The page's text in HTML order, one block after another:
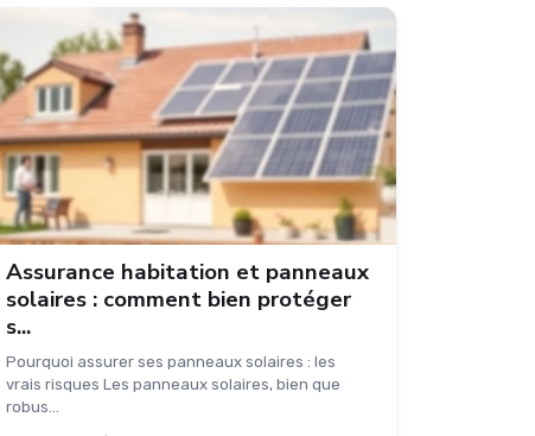
Assurance habitation et panneaux
solaires : comment bien protéger
s...
Pourquoi assurer ses panneaux solaires : les
vrais risques Les panneaux solaires, bien que
robus...